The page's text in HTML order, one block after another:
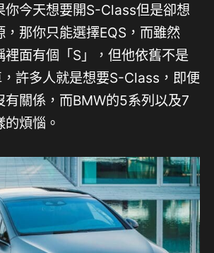
你今天想要開S-Class但是卻想
，那你只能選擇EQS，而雖然
裡面有個「S」，但他依舊不是
許多人就是想要S-Class，即便
有關係，而BMW的5系列以及7
煩惱。